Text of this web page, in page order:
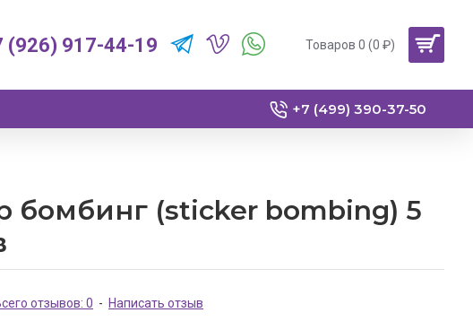
(926) 917-44-19 Товаров 0 (0 ₽)
+7 (499) 390-37-50
бомбинг (sticker bombing) 5
отзывов: 0 - Написать отзыв